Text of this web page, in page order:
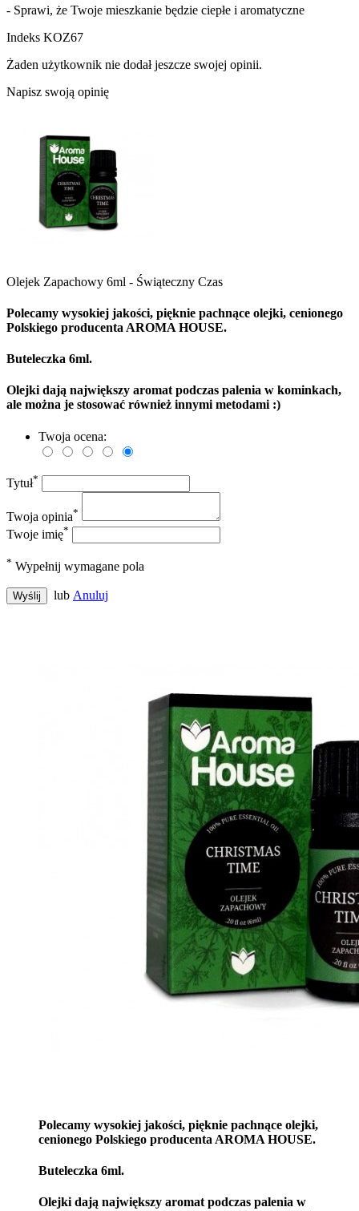
- Sprawi, że Twoje mieszkanie będzie ciepłe i aromatyczne
Indeks KOZ67
Żaden użytkownik nie dodał jeszcze swojej opinii.
Napisz swoją opinię
Olejek Zapachowy 6ml - Świąteczny Czas
Polecamy wysokiej jakości, pięknie pachnące olejki, cenionego
Polskiego producenta AROMA HOUSE.
Buteleczka 6ml.
Olejki dają największy aromat podczas palenia w kominkach,
ale można je stosować również innymi metodami :)
Twoja ocena:
Tytuł*
Twoja opinia*
Twoje imię*
* Wypełnij wymagane pola
Wyślij lub Anuluj
Polecamy wysokiej jakości, pięknie pachnące olejki,
cenionego Polskiego producenta AROMA HOUSE.
Buteleczka 6ml.
Olejki dają największy aromat podczas palenia w